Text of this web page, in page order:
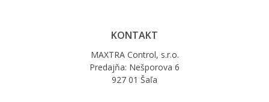
KONTAKT
MAXTRA Control, s.r.o.
Predajňa: Nešporova 6
927 01 Šaľa